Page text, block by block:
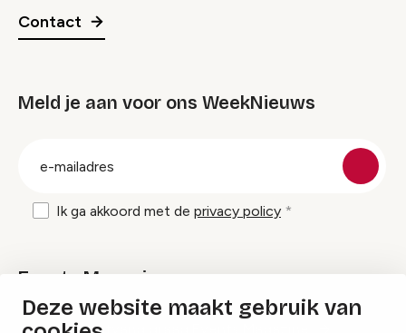
Deze website maakt gebruik van
Contact
Meld je aan voor ons WeekNieuws
Ik ga akkoord met de privacy policy
Events Magazine
Ik ontvang graag Events Magazine